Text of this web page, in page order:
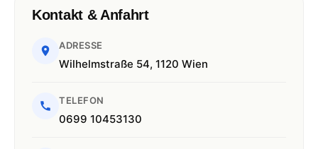
Kontakt & Anfahrt
ADRESSE
Wilhelmstraße 54, 1120 Wien
TELEFON
0699 10453130